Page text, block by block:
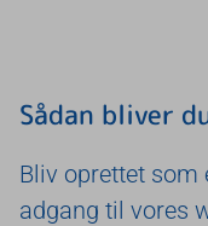
Sådan bliver
Bliv oprettet som
adgang til vores